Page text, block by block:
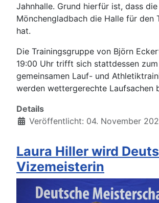
Jahnhalle. Grund hierfür ist, dass
Mönchengladbach die Halle für den
hat.
Die Trainingsgruppe von Björn
19:00 Uhr trifft sich stattdessen zum
gemeinsamen Lauf- und
werden wettergerechte Laufsachen
Details
Veröffentlicht: 04. November
Laura Hiller wird
Vizemeisterin